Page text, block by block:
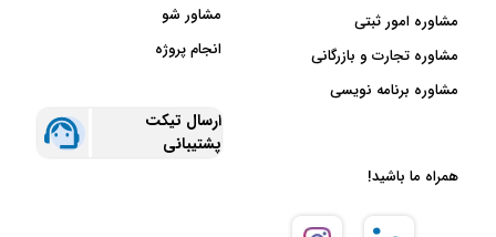
مشاوره امور ثبتی
مشاوره تجارت و بازرگانی
مشاوره برنامه نویسی
مشاور شو
انجام پروژه
ارسال تیکت
پشتیبانی
همراه ما باشید!